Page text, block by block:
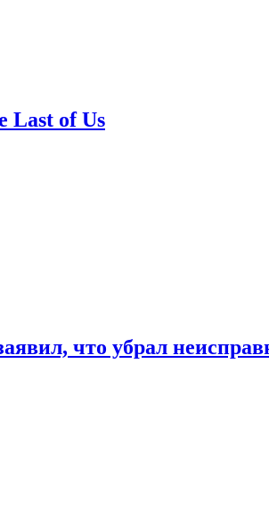
Last of Us
что убрал